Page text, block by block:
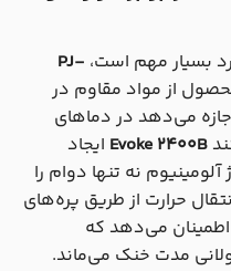
بسیار مهم است، PJ-
از مواد مقاوم در
می‌دهد در دماهای
Evoke 2400B ایجاد
نه تنها دوام را
حرارت از طریق پره‌های
می‌دهد که
مدت خنک می‌ماند.